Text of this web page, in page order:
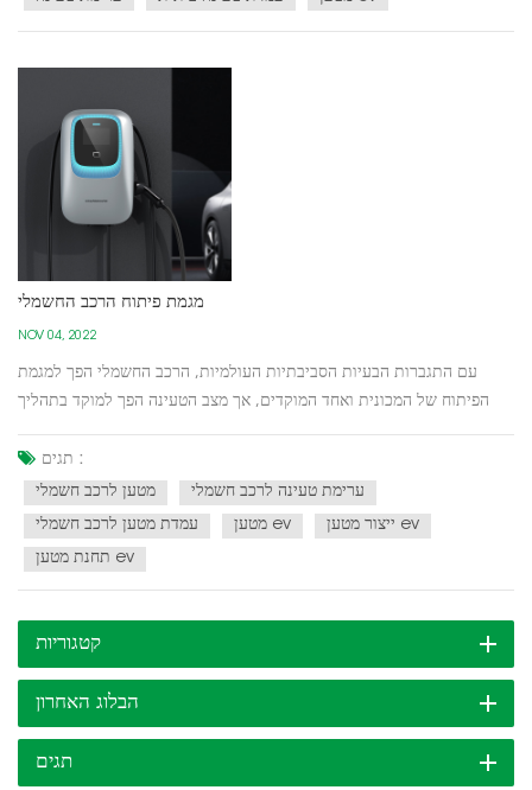
מגמת פיתוח הרכב החשמלי
NOV 04, 2022
עם התגברות הבעיות הסביבתיות העולמיות, הרכב החשמלי הפך למגמת
הפיתוח של המכונית ואחד המוקדים, אך מצב הטעינה הפך למוקד בתהליך
הגדולות, פליטת מכוניות היא אחד ממקורות הזיהום העיקריים, 16 ערים בסין
כבר נרשמו כזיהום האוויר העולמי החמור ביותר ב-2...
תגים :
מטען לרכב חשמלי
ערימת טעינה לרכב חשמלי
עמדת מטען לרכב חשמלי
מטען ev
ייצור מטען ev
תחנת מטען ev
קטגוריות
הבלוג האחרון
תגים